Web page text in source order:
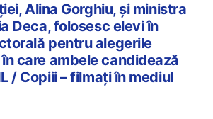
Alina Gorghiu, și ministra
Deca, folosesc elevi în
pentru alegerile
care ambele candidează
/ Copiii – filmați în mediul